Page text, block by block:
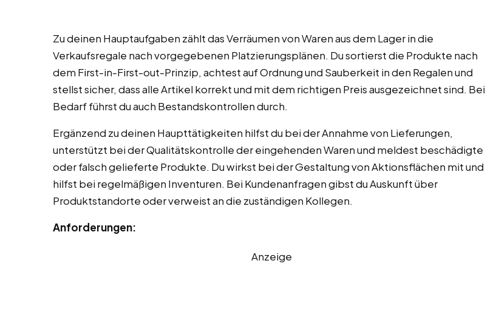
Zu deinen Hauptaufgaben zählt das Verräumen von Waren aus dem Lager in die
Verkaufsregale nach vorgegebenen Platzierungsplänen. Du sortierst die Produkte nach
dem First-in-First-out-Prinzip, achtest auf Ordnung und Sauberkeit in den Regalen und
stellst sicher, dass alle Artikel korrekt und mit dem richtigen Preis ausgezeichnet sind. Bei
Bedarf führst du auch Bestandskontrollen durch.
Ergänzend zu deinen Haupttätigkeiten hilfst du bei der Annahme von Lieferungen,
unterstützt bei der Qualitätskontrolle der eingehenden Waren und meldest beschädigte
oder falsch gelieferte Produkte. Du wirkst bei der Gestaltung von Aktionsflächen mit und
hilfst bei regelmäßigen Inventuren. Bei Kundenanfragen gibst du Auskunft über
Produktstandorte oder verweist an die zuständigen Kollegen.
Anforderungen:
Anzeige